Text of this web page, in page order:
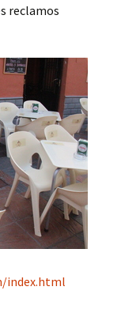
reclamos
index.html